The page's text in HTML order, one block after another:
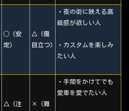
◯ (安
定)
△ (傷
目立つ)
・夜の街に映える高
級感が欲しい人
・カスタムを楽しみ
たい人
△ (注
× (難
・手間をかけてでも
愛車を愛でたい人